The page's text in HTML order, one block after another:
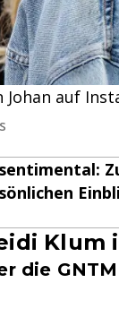
Johan auf
Klum
die